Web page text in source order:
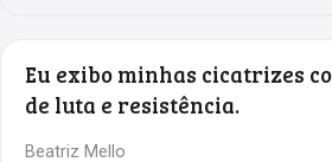
Eu exibo minhas cicatrizes
de luta e resistência.
Beatriz Mello